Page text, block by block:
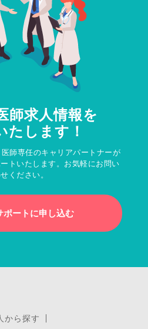
師求人情報を
たします！
師専任のキャリアパートナーが
トいたします。お気軽にお問い
ください。
ポートに申し込む
から探す